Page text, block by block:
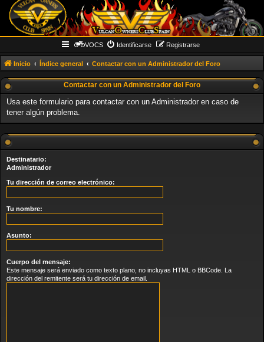
VOCS Identificarse Registrarse
Inicio Índice general Contactar con un Administrador del Foro
Contactar con un Administrador del Foro
Usa este formulario para contactar con un Administrador en caso de
tener algún problema.
Destinatario:
Administrador
Tu dirección de correo electrónico:
Tu nombre:
Asunto:
Cuerpo del mensaje:
Este mensaje será enviado como texto plano, no incluyas HTML o BBCode. La
dirección del remitente será tu dirección de email.